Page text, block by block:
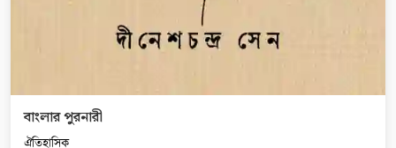
বাংলার পুরনারী
ঐতিহাসিক